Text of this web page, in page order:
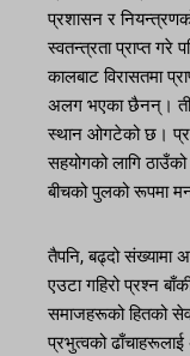
प्रशासन र
स्वतन्त्रता प्राप्त
कालबाट विरासतमा
अलग भएका छैनन्। ती
स्थान ओगटेको छ।
सहयोगको लागि
बीचको पुलको रूपमा
तैपनि, बढ्दो संख्यामा
एउटा गहिरो प्रश्न
समाजहरूको हितको
प्रभुत्वको